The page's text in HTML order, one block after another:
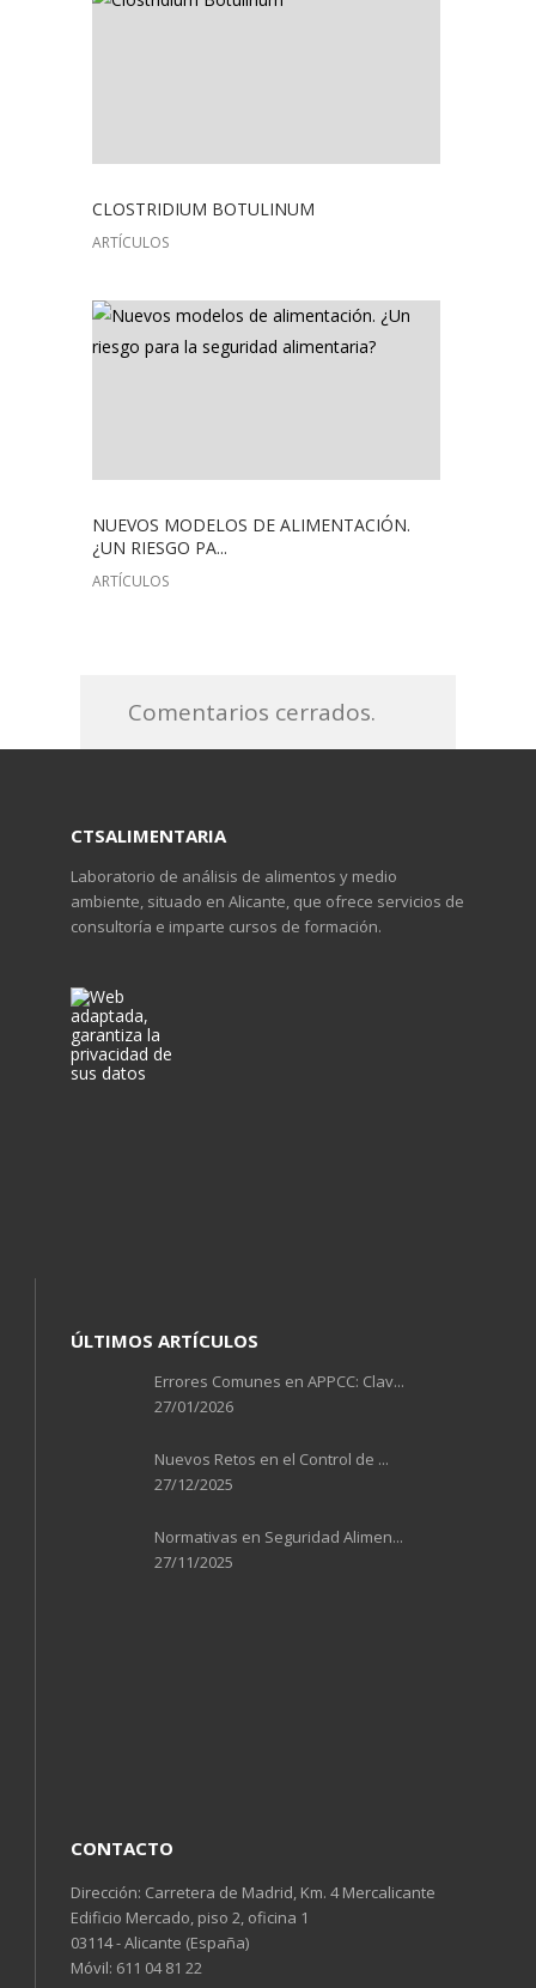
CLOSTRIDIUM BOTULINUM
ARTÍCULOS
NUEVOS MODELOS DE ALIMENTACIÓN.
¿UN RIESGO PA...
ARTÍCULOS
Comentarios cerrados.
CTSALIMENTARIA
Laboratorio de análisis de alimentos y medio
ambiente, situado en Alicante, que ofrece servicios de
consultoría e imparte cursos de formación.
ÚLTIMOS ARTÍCULOS
Errores Comunes en APPCC: Clav...
27/01/2026
Nuevos Retos en el Control de ...
27/12/2025
Normativas en Seguridad Alimen...
27/11/2025
CONTACTO
Dirección: Carretera de Madrid, Km. 4 Mercalicante
Edificio Mercado, piso 2, oficina 1
03114 - Alicante (España)
Móvil: 611 04 81 22